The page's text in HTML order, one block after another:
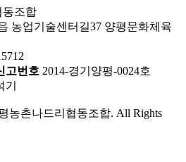
동조합
농업기술센터길37 양평문화체육
고번호 2014-경기양평-0024호
농촌나드리협동조합. All Rights